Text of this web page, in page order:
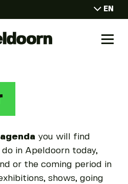
EN
DE
Naar
you will find
in Apeldoorn today,
or the coming period in
shows, going